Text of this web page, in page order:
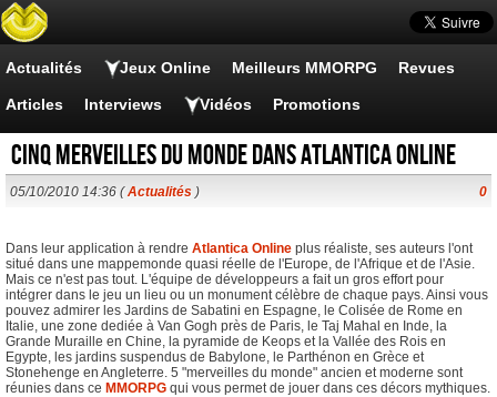
Actualités Jeux Online Meilleurs MMORPG Revues
Articles Interviews Vidéos Promotions
Cinq merveilles du monde dans Atlantica Online
05/10/2010 14:36 (Actualités ) 0
Dans leur application à rendre Atlantica Online plus réaliste, ses auteurs l'ont
situé dans une mappemonde quasi réelle de l'Europe, de l'Afrique et de l'Asie.
Mais ce n'est pas tout. L'équipe de développeurs a fait un gros effort pour
intégrer dans le jeu un lieu ou un monument célèbre de chaque pays. Ainsi vous
pouvez admirer les Jardins de Sabatini en Espagne, le Colisée de Rome en
Italie, une zone dediée à Van Gogh près de Paris, le Taj Mahal en Inde, la
Grande Muraille en Chine, la pyramide de Keops et la Vallée des Rois en
Egypte, les jardins suspendus de Babylone, le Parthénon en Grèce et
Stonehenge en Angleterre. 5 "merveilles du monde" ancien et moderne sont
réunies dans ce MMORPG qui vous permet de jouer dans ces décors mythiques.